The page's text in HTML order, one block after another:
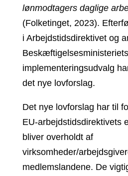
lønmodtagers daglige
(Folketinget, 2023).
i Arbejdstidsdirektivet og
Beskæftigelsesministeriets
implementeringsudvalg
det nye lovforslag.
Det nye lovforslag har til
EU-arbejdstidsdirektivets
bliver overholdt af
virksomheder/
medlemslandene. De